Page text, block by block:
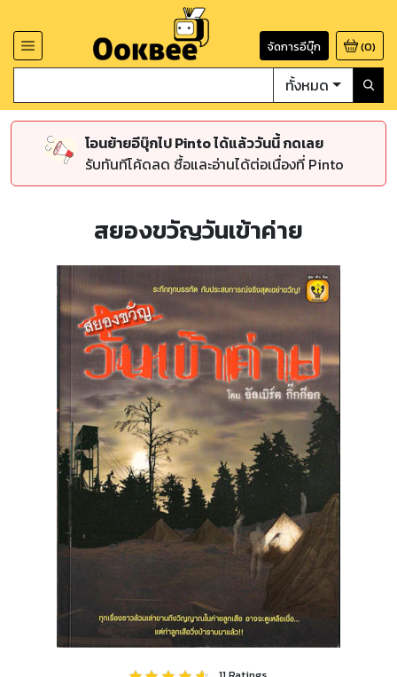
จัดการอีบุ๊ก (0)
ทั้งหมด
โอนย้ายอีบุ๊กไป Pinto ได้แล้ววันนี้ กดเลย
รับทันทีโค้ดลด ซื้อและอ่านได้ต่อเนื่องที่ Pinto
สยองขวัญวันเข้าค่าย